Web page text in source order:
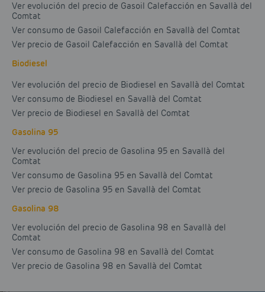
Ver evolución del precio de Gasoil Calefacción en Savallà del
Comtat
Ver consumo de Gasoil Calefacción en Savallà del Comtat
Ver precio de Gasoil Calefacción en Savallà del Comtat
Biodiesel
Ver evolución del precio de Biodiesel en Savallà del Comtat
Ver consumo de Biodiesel en Savallà del Comtat
Ver precio de Biodiesel en Savallà del Comtat
Gasolina 95
Ver evolución del precio de Gasolina 95 en Savallà del
Comtat
Ver consumo de Gasolina 95 en Savallà del Comtat
Ver precio de Gasolina 95 en Savallà del Comtat
Gasolina 98
Ver evolución del precio de Gasolina 98 en Savallà del
Comtat
Ver consumo de Gasolina 98 en Savallà del Comtat
Ver precio de Gasolina 98 en Savallà del Comtat